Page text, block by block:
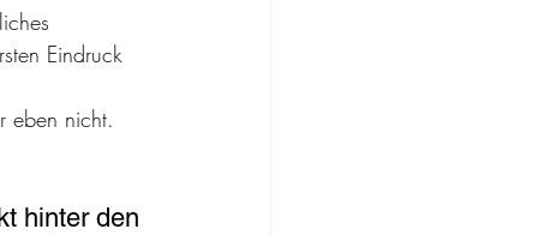
Eindruck
eben nicht.
hinter den